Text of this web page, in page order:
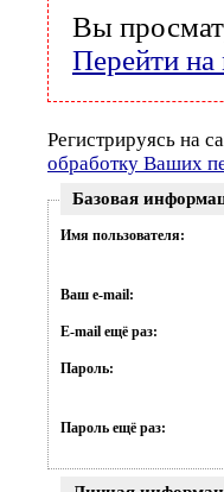
Вы
Перейти
Регистрируясь на
обработку Ваших
Базовая
Имя пользователя:
Ваш e-mail:
E-mail ещё раз:
Пароль:
Пароль ещё раз: